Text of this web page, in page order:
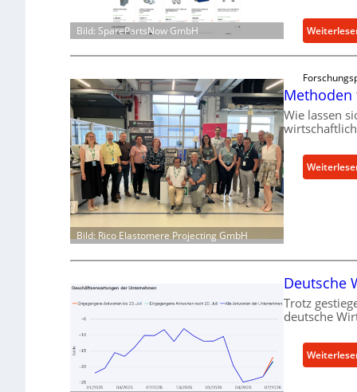
Bild: SparePartsNow GmbH
Bild: Rico Elastomere Projecting GmbH
Methoden
Wie lassen
Deutsche
Trotz
deutsche